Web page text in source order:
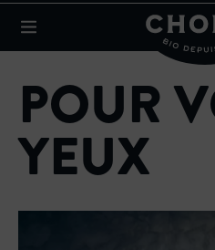
POUR
YEUX